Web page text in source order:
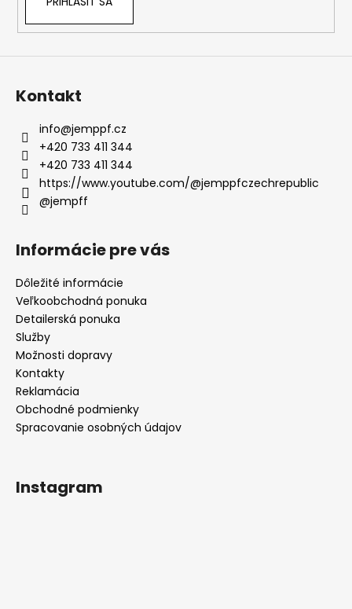
Kontakt
info@jemppf.cz
+420 733 411 344
+420 733 411 344
https://www.youtube.com/@jemppfczechrepublic
@jempff
Informácie pre vás
Dôležité informácie
Veľkoobchodná ponuka
Detailerská ponuka
Služby
Možnosti dopravy
Kontakty
Reklamácia
Obchodné podmienky
Spracovanie osobných údajov
Instagram